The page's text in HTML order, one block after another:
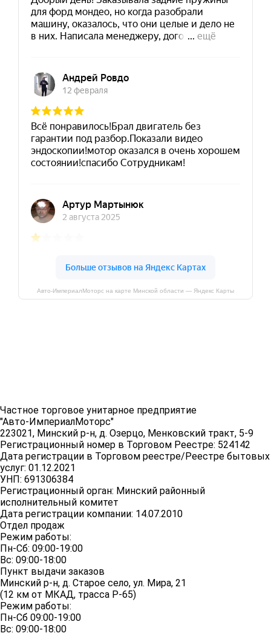
Авто-ИмпериалМоторс на карте Минской области — Яндекс Карты
Частное торговое унитарное предприятие
"Авто-ИмпериалМоторс"
223021, Минский р-н, д. Озерцо, Менковский тракт, 5-9
Регистрационный номер в Торговом Реестре: 524142
Дата регистрации в Торговом реестре/Реестре бытовых
услуг: 01.12.2021
УНП: 691306384
Регистрационный орган: Минский районный
исполнительный комитет
Дата регистрации компании: 14.07.2010
Отдел продаж
Режим работы:
Пн-Сб: 09:00-19:00
Вс: 09:00-18:00
Пункт выдачи заказов
Минский р-н, д. Старое село, ул. Мира, 21
(12 км от МКАД, трасса P-65)
Режим работы:
Пн-Сб 09:00-19:00
Вс: 09:00-18:00